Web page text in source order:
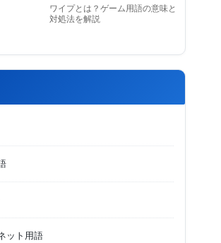
ワイプとは？ゲーム用語の意味と
対処法を解説
ット用語